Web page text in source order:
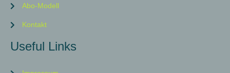
Abo-Modell
Kontakt
Useful Links